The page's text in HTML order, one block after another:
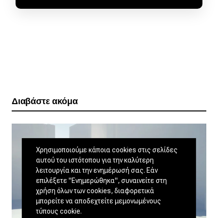
Διαβάστε ακόμα
Χρησιμοποιούμε κάποια cookies στις σελίδες
αυτού του ιστότοπου για την καλύτερη
λειτουργία και την ενημέρωσή σας. Εάν
επιλέξετε "Ενημερώθηκα", συναινείτε στη
χρήση όλων των cookies, διαφορετικά
μπορείτε να αποδεχτείτε μεμονωμένους
τύπους cookie.